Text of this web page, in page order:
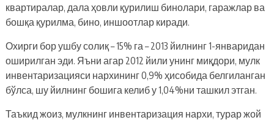
квартиралар, дала ҳовли қурилиш бинолари, гаражлар ва
бошқа қурилма, бино, иншоотлар киради.
Охирги бор ушбу солиқ – 15% га – 2013 йилнинг 1-январидан
оширилган эди. Яъни агар 2012 йили унинг миқдори, мулк
инвентаризацияси нархининг 0,9% ҳисобида белгиланган
бўлса, шу йилнинг бошига келиб у 1,04%ни ташкил этган.
Таъкид жоиз, мулкнинг инвентаризация нархи, турар жой